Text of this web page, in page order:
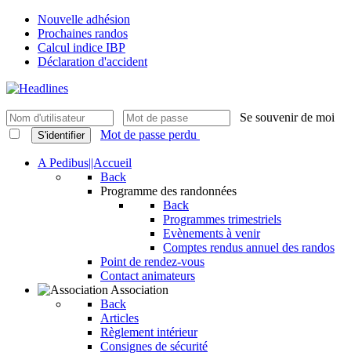
Nouvelle adhésion
Prochaines randos
Calcul indice IBP
Déclaration d'accident
Se souvenir de moi
S'identifier Mot de passe perdu
A Pedibus||Accueil
Back
Programme des randonnées
Back
Programmes trimestriels
Evènements à venir
Comptes rendus annuel des randos
Point de rendez-vous
Contact animateurs
Association
Back
Articles
Règlement intérieur
Consignes de sécurité